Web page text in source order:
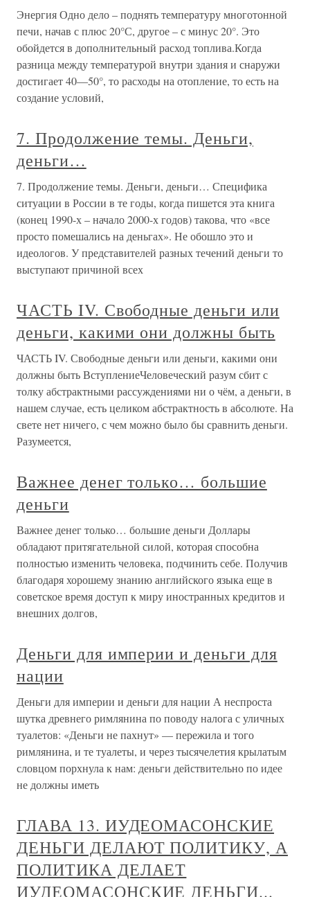
Энергия Одно дело – поднять температуру многотонной
печи, начав с плюс 20°С, другое – с минус 20°. Это
обойдется в дополнительный расход топлива.Когда
разница между температурой внутри здания и снаружи
достигает 40—50°, то расходы на отопление, то есть на
создание условий,
7. Продолжение темы. Деньги,
деньги…
7. Продолжение темы. Деньги, деньги… Специфика
ситуации в России в те годы, когда пишется эта книга
(конец 1990-х – начало 2000-х годов) такова, что «все
просто помешались на деньгах». Не обошло это и
идеологов. У представителей разных течений деньги то
выступают причиной всех
ЧАСТЬ IV. Свободные деньги или
деньги, какими они должны быть
ЧАСТЬ IV. Свободные деньги или деньги, какими они
должны быть ВступлениеЧеловеческий разум сбит с
толку абстрактными рассуждениями ни о чём, а деньги, в
нашем случае, есть целиком абстрактность в абсолюте. На
свете нет ничего, с чем можно было бы сравнить деньги.
Разумеется,
Важнее денег только… большие
деньги
Важнее денег только… большие деньги Доллары
обладают притягательной силой, которая способна
полностью изменить человека, подчинить себе. Получив
благодаря хорошему знанию английского языка еще в
советское время доступ к миру иностранных кредитов и
внешних долгов,
Деньги для империи и деньги для
нации
Деньги для империи и деньги для нации А неспроста
шутка древнего римлянина по поводу налога с уличных
туалетов: «Деньги не пахнут» — пережила и того
римлянина, и те туалеты, и через тысячелетия крылатым
словцом порхнула к нам: деньги действительно по идее
не должны иметь
ГЛАВА 13. ИУДЕОМАСОНСКИЕ
ДЕНЬГИ ДЕЛАЮТ ПОЛИТИКУ, А
ПОЛИТИКА ДЕЛАЕТ
ИУДЕОМАСОНСКИЕ ДЕНЬГИ...